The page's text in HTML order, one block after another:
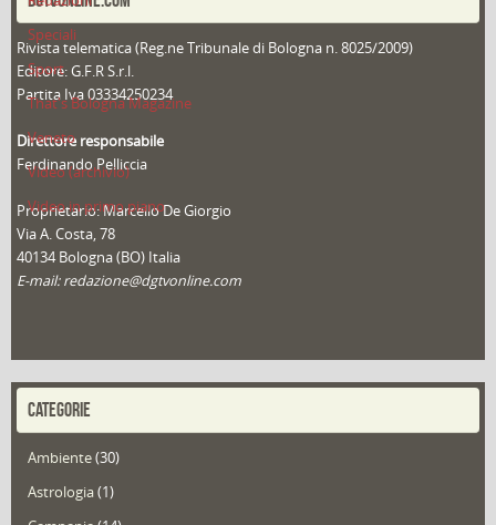
Speciali
Sport
That's Bologna Magazine
Veneto
Video (archivio)
Video in primo piano
Rivista telematica (Reg.ne Tribunale di Bologna n. 8025/2009)
Editore: G.F.R S.r.l.
Partita Iva 03334250234
Direttore responsabile
Ferdinando Pelliccia
Proprietario: Marcello De Giorgio
Via A. Costa, 78
40134 Bologna (BO) Italia
E-mail: redazione@dgtvonline.com
CATEGORIE
Ambiente(30)
Astrologia(1)